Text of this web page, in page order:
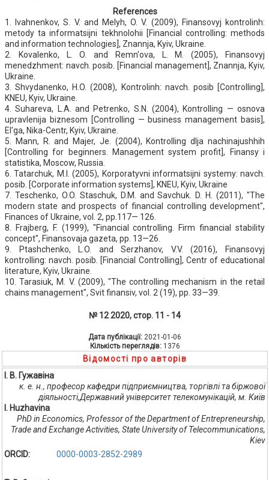
References
1. Ivahnenkov, S. V. and Melyh, O. V. (2009), Finansovyj kontrolinh:
metody ta informatsijni tekhnolohii [Financial controlling: methods
and information technologies], Znannja, Kyiv, Ukraine.
2. Kovalenko, L. O. and Remn'ova, L. M. (2005), Finansovyj
menedzhment: navch. posib. [Financial management], Znannja, Kyiv,
Ukraine.
3. Shvydanenko, H.O. (2008), Kontrolinh: navch. posib [Controlling],
KNEU, Kyiv, Ukraine.
4. Suhareva, L.A. and Petrenko, S.N. (2004), Kontrolling — osnova
upravlenija biznesom [Controlling — business management basis],
El'ga, Nika-Centr, Kyiv, Ukraine.
5. Mann, R. and Majer, Je. (2004), Kontrolling dlja nachinajushhih
[Controlling for beginners. Management system profit], Finansy i
statistika, Moscow, Russia.
6. Tatarchuk, M.I. (2005), Korporatyvni informatsijni systemy: navch.
posib. [Corporate information systems], KNEU, Kyiv, Ukraine
7. Teschenko, O.O. Staschuk, D.M. and Savchuk. D. H. (2011), "The
modern state and prospects of financial controlling development",
Finances of Ukraine, vol. 2, pp.117— 126.
8. Frajberg, F. (1999), "Financial controlling. Firm financial stability
concept", Finansovaja gazeta, pp. 13—26.
9. Ptashchenko, L.O. and Serzhanov, V.V. (2016), Finansovyj
kontrolling: navch. posib. [Financial Controlling], Centr of educational
literature, Kyiv, Ukraine.
10. Tarasiuk, M. V. (2009), "The controlling mechanism in the retail
chains management", Svit finansiv, vol. 2 (19), pp. 33—39.
№ 12 2020, стор. 11 - 14
Дата публікації: 2021-01-06
Кількість переглядів: 1376
Відомості про авторів
І. В. Гужавіна
к. е. н., професор кафедри підприємництва, торгівлі та біржової
діяльності,Державний університет телекомунікацій, м. Київ
I. Huzhavina
PhD in Economics, Professor of the Department of Entrepreneurship,
Trade and Exchange Activities, State University of Telecommunications,
Kiev
ORCID:
0000-0003-2852-2989